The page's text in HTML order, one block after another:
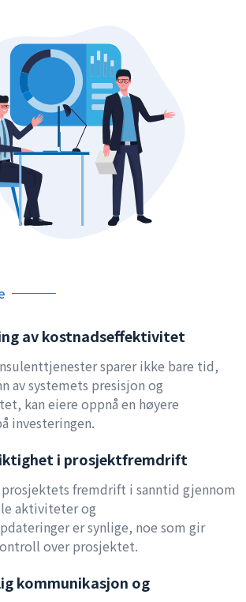
av kostnadseffektivitet
sparer ikke bare tid,
av systemets presisjon og
kan eiere oppnå en høyere
investeringen.
i prosjektfremdrift
prosjektets fremdrift i sanntid gjennom
aktiviteter og
er synlige, noe som gir
over prosjektet.
kommunikasjon og